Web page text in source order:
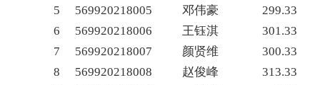
5
569920218005 邓伟豪
299.33
6
569920218006 王钰淇
301.33
7
569920218007 颜贤维
300.33
8
569920218008 赵俊峰
313.33